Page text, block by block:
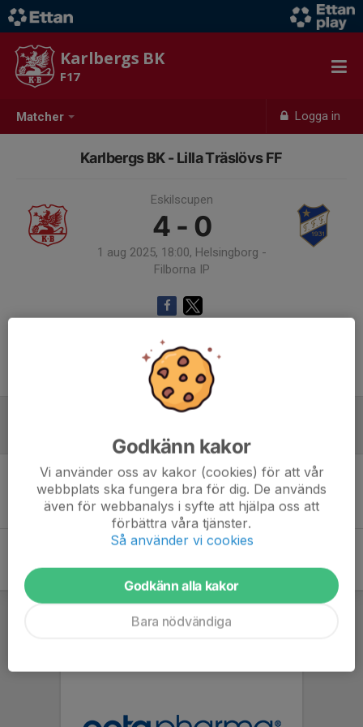
Matcher Logga in
Karlbergs BK
F17
Karlbergs BK - Lilla Träslövs FF
Eskilscupen
4 - 0
1 aug 2025, 18:00, Helsingborg -
Filborna IP
Samling 18:00
F16
Inget referat skrivet
Godkänn kakor
Vi använder oss av kakor (cookies) för att vår
webbplats ska fungera bra för dig. De används
även för webbanalys i syfte att hjälpa oss att
förbättra våra tjänster.
Så använder vi cookies
Godkänn alla kakor
Bara nödvändiga